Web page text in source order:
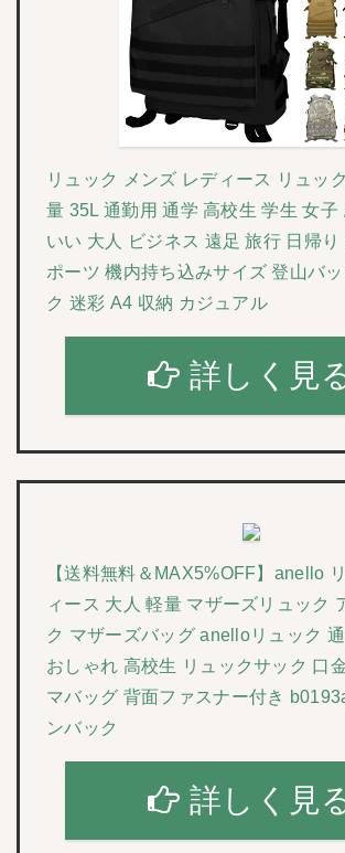
リュック メンズ レディース リュッ
量 35L 通勤用 通学 高校生 学生 女子
いい 大人 ビジネス 遠足 旅行 日帰り
ポーツ 機内持ち込みサイズ 登山バ
ク 迷彩 A4 収納 カジュアル
詳しく見
【送料無料＆MAX5%OFF】anello
ィース 大人 軽量 マザーズリュック
ク マザーズバッグ anelloリュック
おしゃれ 高校生 リュックサック 口
マバッグ 背面ファスナー付き
ンバック
詳しく見